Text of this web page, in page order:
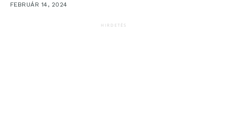
FEBRUÁR 14, 2024
HIRDETÉS